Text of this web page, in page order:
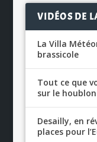
VIDÉOS DE
La Villa
brassicole
Tout ce que
sur le houblon
Desailly, en
places pour